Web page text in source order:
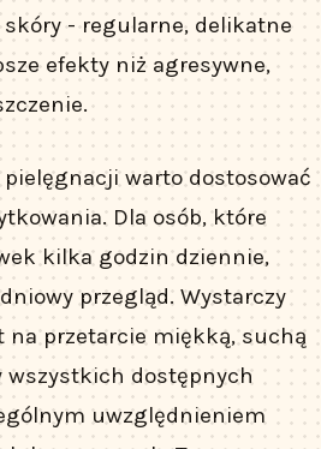
- regularne, delikatne
efekty niż agresywne,
warto dostosować
Dla osób, które
kilka godzin dziennie,
przegląd. Wystarczy
na przetarcie miękką, suchą
dostępnych
uwzględnieniem